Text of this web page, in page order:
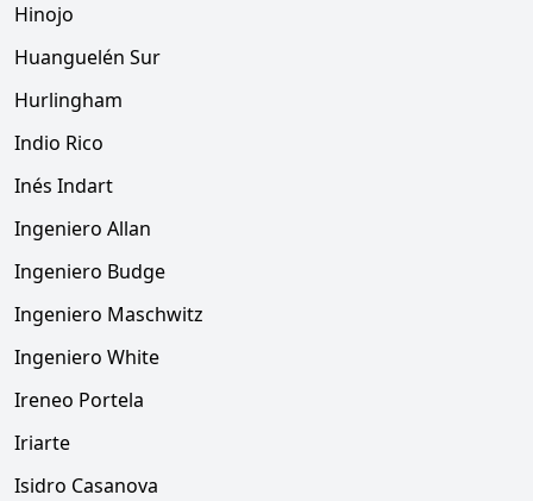
Hinojo
Huanguelén Sur
Hurlingham
Indio Rico
Inés Indart
Ingeniero Allan
Ingeniero Budge
Ingeniero Maschwitz
Ingeniero White
Ireneo Portela
Iriarte
Isidro Casanova